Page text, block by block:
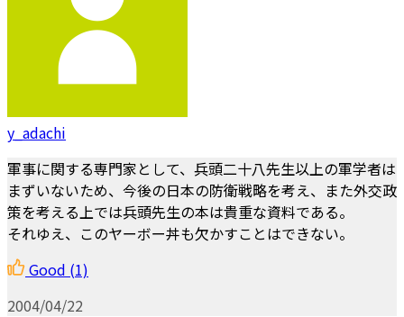
y_adachi
軍事に関する専門家として、兵頭二十八先生以上の軍学者は
まずいないため、今後の日本の防衛戦略を考え、また外交政
策を考える上では兵頭先生の本は貴重な資料である。
それゆえ、このヤーボー丼も欠かすことはできない。
Good (1)
2004/04/22